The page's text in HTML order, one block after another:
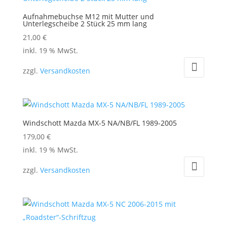
Aufnahmebuchse M12 mit Mutter und
Unterlegscheibe 2 Stück 25 mm lang
21,00 €
inkl. 19 % MwSt.
zzgl. Versandkosten
Windschott Mazda MX-5 NA/NB/FL 1989-2005
179,00 €
inkl. 19 % MwSt.
zzgl. Versandkosten